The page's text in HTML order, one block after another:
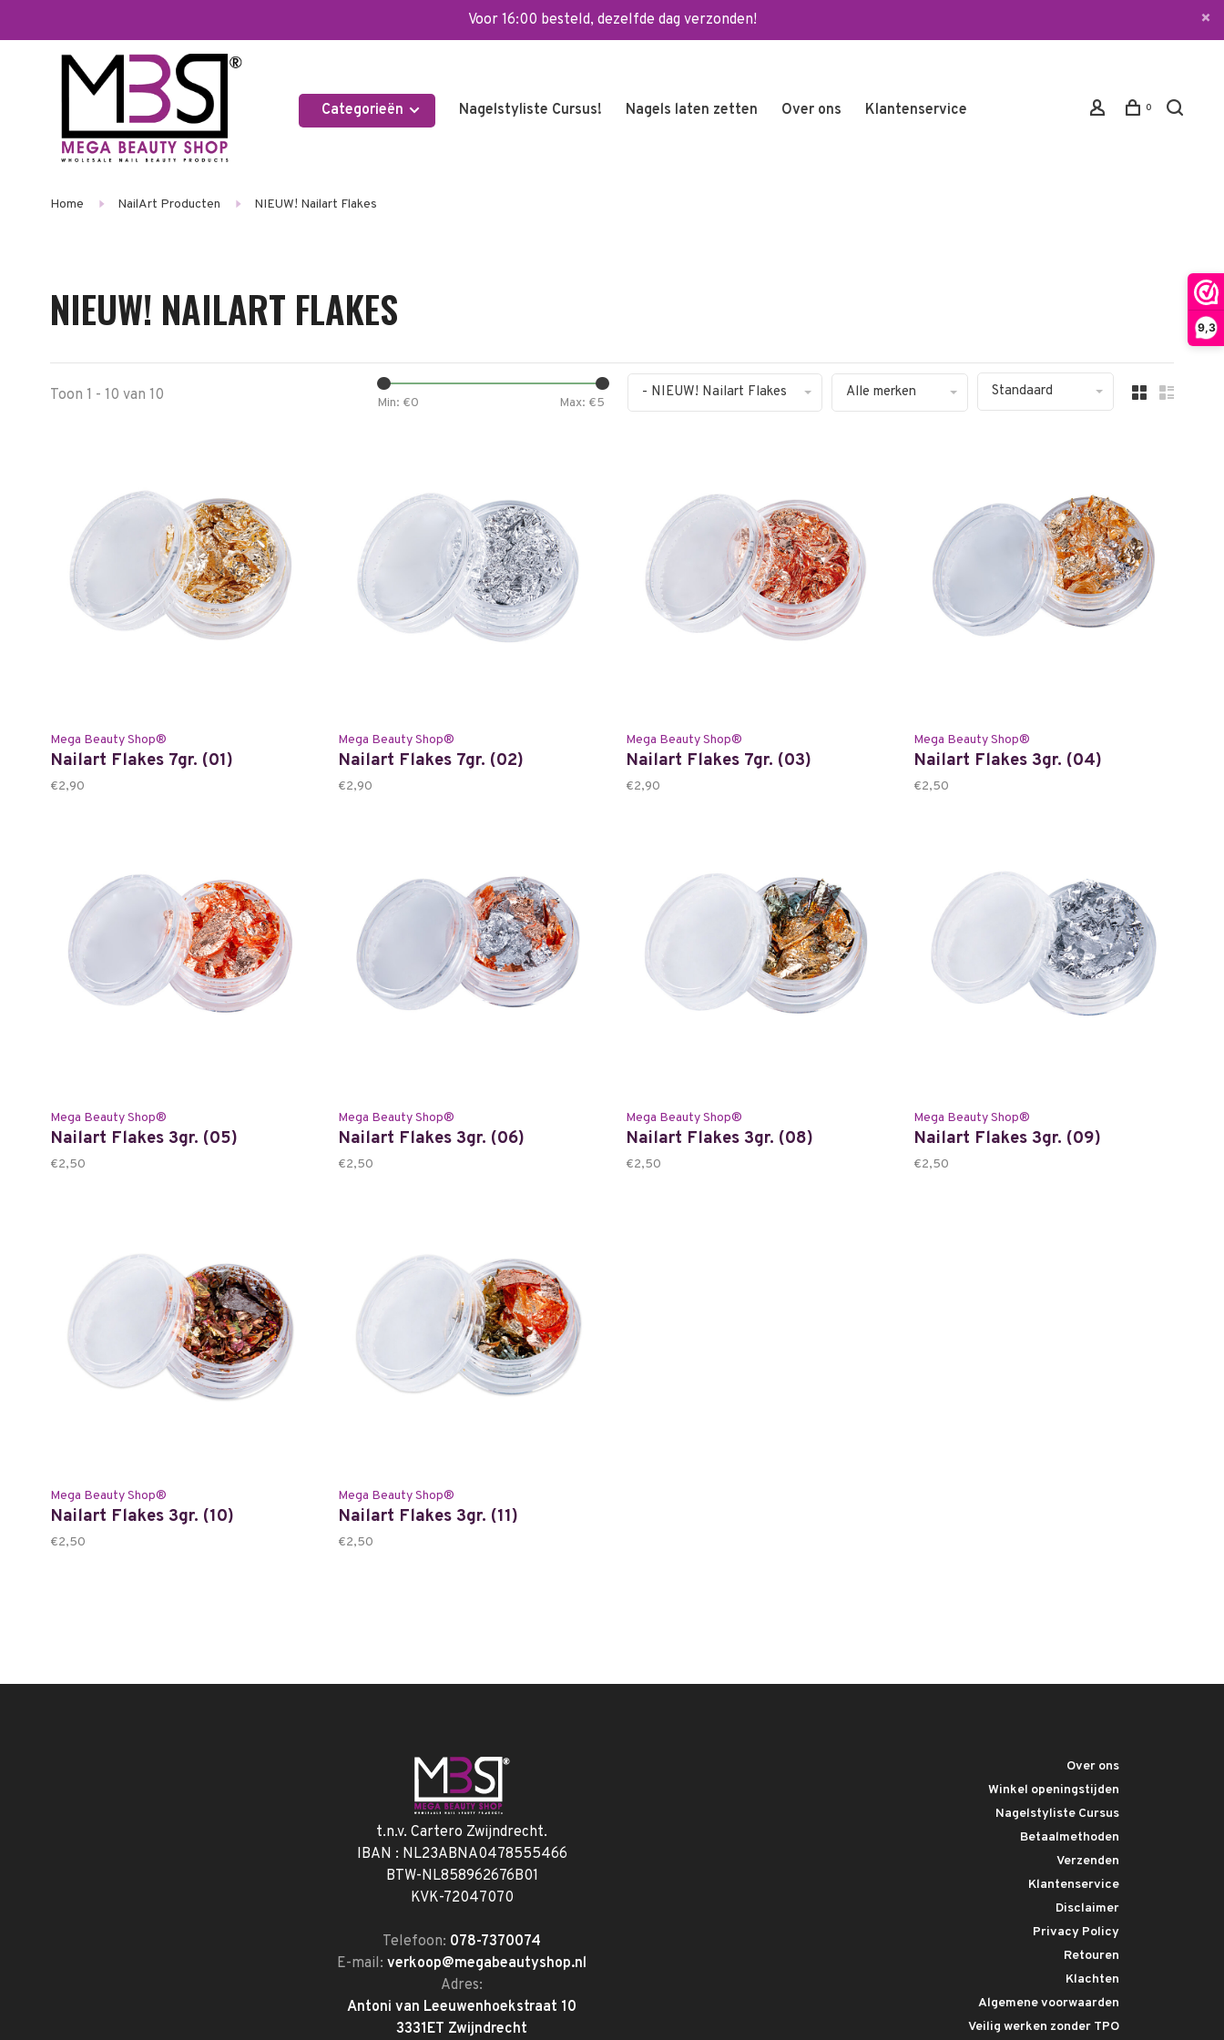
9,3
Voor 16:00 besteld, dezelfde dag verzonden!
Categorieën Nagelstyliste Cursus! Nagels laten zetten Over ons Klantenservice 0
Home NailArt Producten NIEUW! Nailart Flakes
NIEUW! NAILART FLAKES
Toon 1 - 10 van 10 Min: €0 Max: €5
- NIEUW! Nailart Flakes Alle merken Standaard
Mega Beauty Shop®
Nailart Flakes 7gr. (01)
€2,90
Mega Beauty Shop®
Nailart Flakes 7gr. (02)
€2,90
Mega Beauty Shop®
Nailart Flakes 7gr. (03)
€2,90
Mega Beauty Shop®
Nailart Flakes 3gr. (04)
€2,50
Mega Beauty Shop®
Nailart Flakes 3gr. (05)
€2,50
Mega Beauty Shop®
Nailart Flakes 3gr. (06)
€2,50
Mega Beauty Shop®
Nailart Flakes 3gr. (08)
€2,50
Mega Beauty Shop®
Nailart Flakes 3gr. (09)
€2,50
Mega Beauty Shop®
Nailart Flakes 3gr. (10)
€2,50
Mega Beauty Shop®
Nailart Flakes 3gr. (11)
€2,50
t.n.v. Cartero Zwijndrecht.
IBAN : NL23ABNA0478555466
BTW-NL858962676B01
KVK-72047070
Telefoon: 078-7370074
E-mail:verkoop@megabeautyshop.nl
Adres:
Antoni van Leeuwenhoekstraat 10
3331ET Zwijndrecht
Over ons
Winkel openingstijden
Nagelstyliste Cursus
Betaalmethoden
Verzenden
Klantenservice
Disclaimer
Privacy Policy
Retouren
Klachten
Algemene voorwaarden
Veilig werken zonder TPO